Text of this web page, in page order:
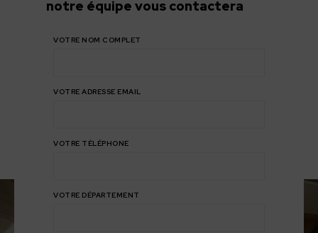
CONSULTER TOUTES LES RÉALISATIONS
notre équipe vous contactera
VOTRE NOM COMPLET
VOTRE ADRESSE EMAIL
VOTRE TÉLÉPHONE
VOTRE DÉPARTEMENT